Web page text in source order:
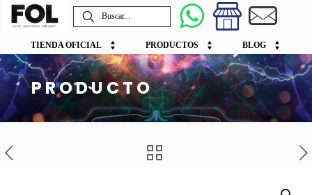
TIENDA OFICIAL PRODUCTOS BLOG
PRODUCTO